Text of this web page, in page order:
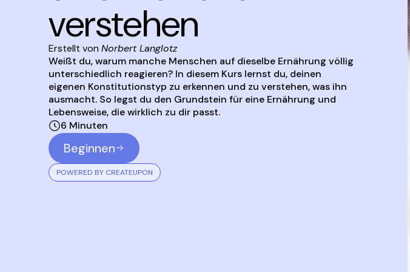
verstehen
Erstellt vonNorbert Langlotz
Weißt du, warum manche Menschen auf dieselbe Ernährung völlig
unterschiedlich reagieren? In diesem Kurs lernst du, deinen
eigenen Konstitutionstyp zu erkennen und zu verstehen, was ihn
ausmacht. So legst du den Grundstein für eine Ernährung und
Lebensweise, die wirklich zu dir passt.
6 Minuten
Beginnen
POWERED BY CREATEUPON